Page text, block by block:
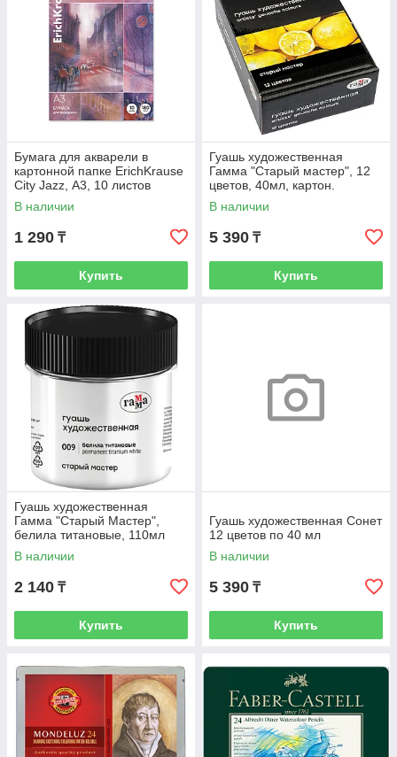
Бумага для акварели в
картонной папке ErichKrause
City Jazz, А3, 10 листов
В наличии
1 290 ₸
Купить
Гуашь художественная
Гамма "Старый мастер", 12
цветов, 40мл, картон.
упаковка
В наличии
5 390 ₸
Купить
Гуашь художественная
Гамма "Старый Мастер",
белила титановые, 110мл
В наличии
2 140 ₸
Купить
Гуашь художественная Сонет
12 цветов по 40 мл
В наличии
5 390 ₸
Купить